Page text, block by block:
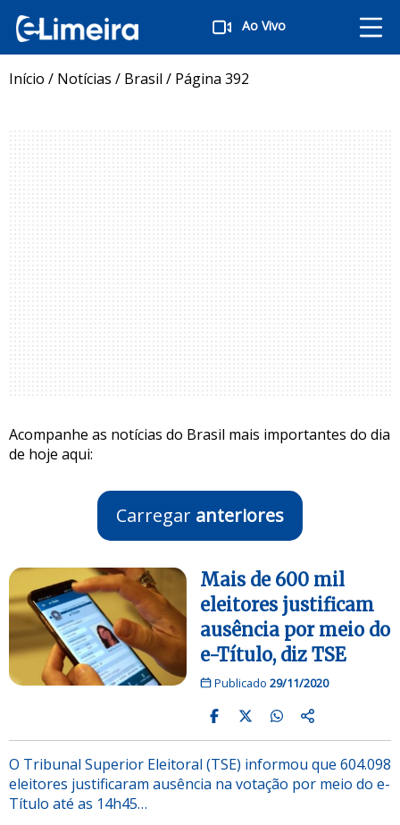
Ao Vivo
Início / Notícias / Brasil / Página 392
Acompanhe as notícias do Brasil mais importantes do dia
de hoje aqui:
Carregar anteriores
Mais de 600 mil
eleitores justificam
ausência por meio do
e-Título, diz TSE
Publicado 29/11/2020
O Tribunal Superior Eleitoral (TSE) informou que 604.098
eleitores justificaram ausência na votação por meio do e-
Título até as 14h45…